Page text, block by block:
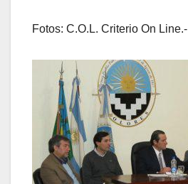
Fotos: C.O.L. Criterio On Line.-